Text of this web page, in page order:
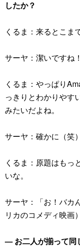
したか？
くるま：来るとこま
サーヤ：潔いですね！
くるま：やっぱり
っきりとわかりやす
みたいだよね。
サーヤ：確かに（笑）
くるま：原題はも
いな。
サーヤ：「お！バカ
リカのコメディ映画
― お二人が揃って同